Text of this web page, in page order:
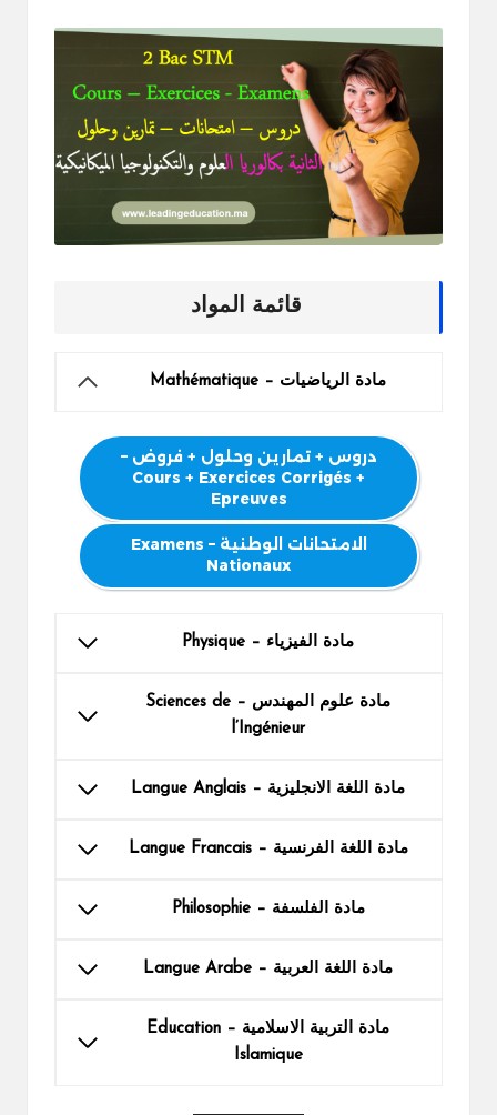
قائمة المواد
مادة الرياضيات – Mathématique
دروس + تمارين وحلول + فروض –
Cours + Exercices Corrigés +
Epreuves
الامتحانات الوطنية – Examens
Nationaux
مادة الفيزياء – Physique
مادة علوم المهندس – Sciences de
l’Ingénieur
مادة اللغة الانجليزية – Langue Anglais
مادة اللغة الفرنسية – Langue Francais
مادة الفلسفة – Philosophie
مادة اللغة العربية – Langue Arabe
مادة التربية الاسلامية – Education
Islamique